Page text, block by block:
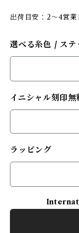
出荷目安：2〜4営
選べる糸色 / ステ
イニシャル刻印無
ラッピング